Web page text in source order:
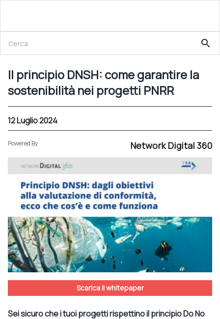
Il principio DNSH: come garantire la sostenibilità nei progetti PNRR
search
Il principio DNSH: come garantire la
sostenibilità nei progetti PNRR
12 Luglio 2024
Powered By Network Digital 360
Scarica il whitepaper
Sei sicuro che i tuoi progetti rispettino il principio Do No